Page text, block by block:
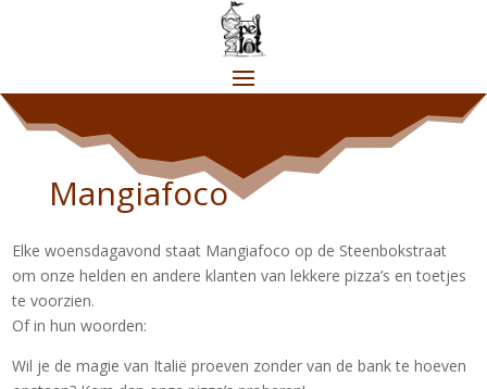
Mangiafoco
Elke woensdagavond staat Mangiafoco op de Steenbokstraat
om onze helden en andere klanten van lekkere pizza’s en toetjes
te voorzien.
Of in hun woorden:
Wil je de magie van Italië proeven zonder van de bank te hoeven